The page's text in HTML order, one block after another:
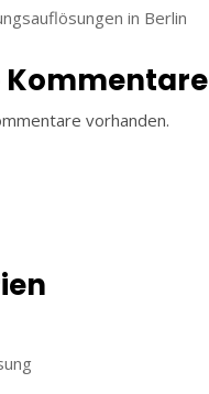
in Berlin
Kommentare
vorhanden.